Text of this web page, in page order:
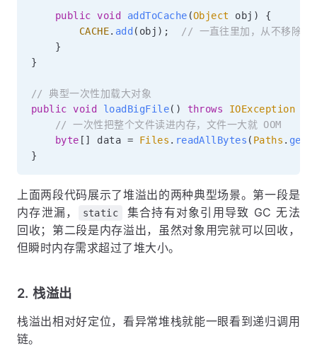
public void addToCache (Object obj )
{
CACHE. add ( obj ) ;
// 一直往里加，从不移除 →
}
}
// 典型一次性加载大对象
public void loadBigFile( ) throws IOException
// 一次性把整个文件读进内存，文件一大就 OOM
byte [ ] data = Files . readAllBytes ( Paths . get
}
上面两段代码展示了堆溢出的两种典型场景。第一段是
内存泄漏，
static
集合持有对象引用导致 GC 无法
回收；第二段是内存溢出，虽然对象用完就可以回收，
但瞬时内存需求超过了堆大小。
2. 栈溢出
栈溢出相对好定位，看异常堆栈就能一眼看到递归调用
链。